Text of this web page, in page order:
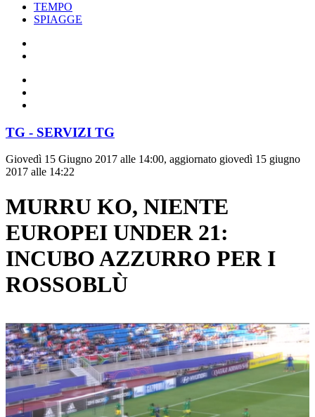
TEMPO
SPIAGGE
TG - SERVIZI TG
Giovedì 15 Giugno 2017 alle 14:00, aggiornato giovedì 15 giugno
2017 alle 14:22
MURRU KO, NIENTE
EUROPEI UNDER 21:
INCUBO AZZURRO PER I
ROSSOBLÙ